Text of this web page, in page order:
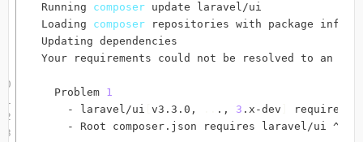
Running composer update laravel/ui
Loading composer repositories with package
Updating dependencies
Your requirements could not be resolved to an
  Problem
1
    - laravel/ui
v3.3.0, ., 3 .x-dev
require
- Root composer.json requires laravel/ui ^3.3